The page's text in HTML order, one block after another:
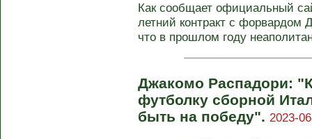
Как сообщает официальный
летний контракт с
что в прошлом году
Джакомо Распадори:
футболку сборной
быть на победу". 2023-